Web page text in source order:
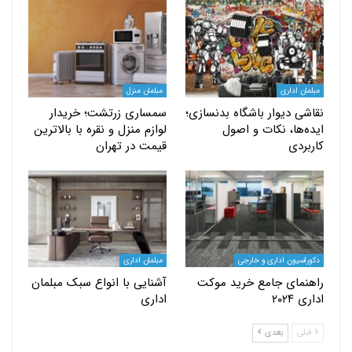
دیوار باشگاه بدنسازی؛
نکات و اصول
مبلمان منزل
سمساری زرتشت؛ خریدار
لوازم منزل و نقره با بالاترین
قیمت در تهران
اداری و خارجی
جامع خرید موکت
مبلمان اداری
آشنایی با انواع سبک مبلمان
بعدی